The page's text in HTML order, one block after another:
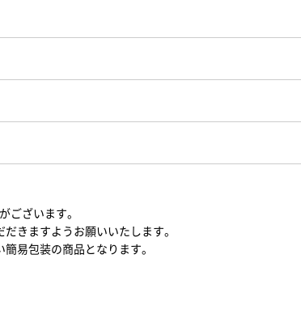
ざいます。
きますようお願いいたします。
易包装の商品となります。